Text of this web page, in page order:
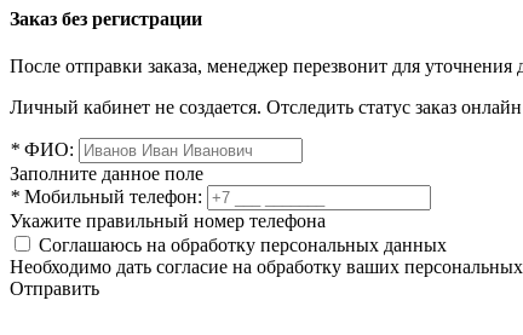
Заказ без регистрации
После отправки заказа, менеджер перезвонит для
Личный кабинет не создается. Отследить статус заказ
* ФИО:
Заполните данное поле
* Мобильный телефон:
Укажите правильный номер телефона
Соглашаюсь на обработку персональных данных
Необходимо дать согласие на обработку ваших
Отправить